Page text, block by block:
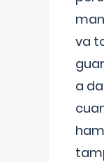
va
a